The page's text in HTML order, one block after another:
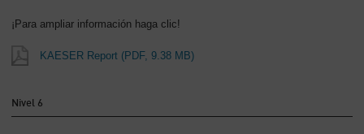
¡Para ampliar información haga clic!
KAESER Report (PDF, 9.38 MB)
Nivel 6